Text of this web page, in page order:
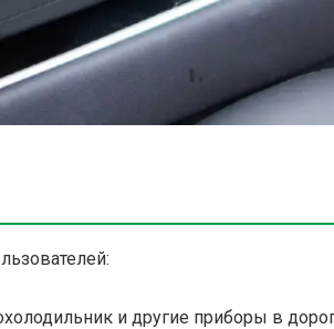
и другие приборы в